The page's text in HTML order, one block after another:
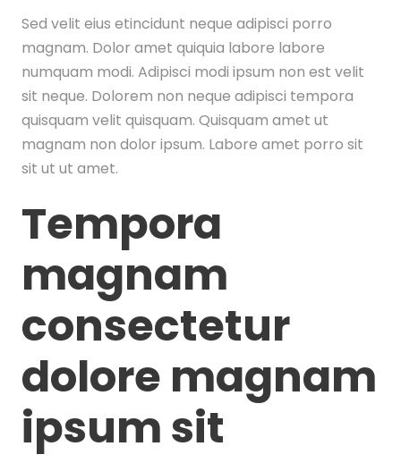
Sed velit eius etincidunt neque adipisci porro
magnam. Dolor amet quiquia labore labore
numquam modi. Adipisci modi ipsum non est velit
sit neque. Dolorem non neque adipisci tempora
quisquam velit quisquam. Quisquam amet ut
magnam non dolor ipsum. Labore amet porro sit
sit ut ut amet.
Tempora
magnam
consectetur
dolore magnam
ipsum sit